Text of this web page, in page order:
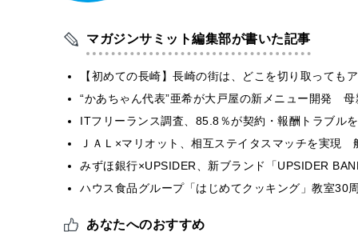
マガジンサミット編集部が書いた記事
【初めての長崎】長崎の街は、どこを切り取って
“かあちゃん代表”亜希が大戸屋の新メニュー開発
ITフリーランス調査、85.8％が契約・報酬トラブ
ＪＡＬ×マリオット、相互ステイタスマッチを実
みずほ銀行×UPSIDER、新ブランド「UPSIDER
ハウス食品グループ「はじめてクッキング」教室
あなたへのおすすめ